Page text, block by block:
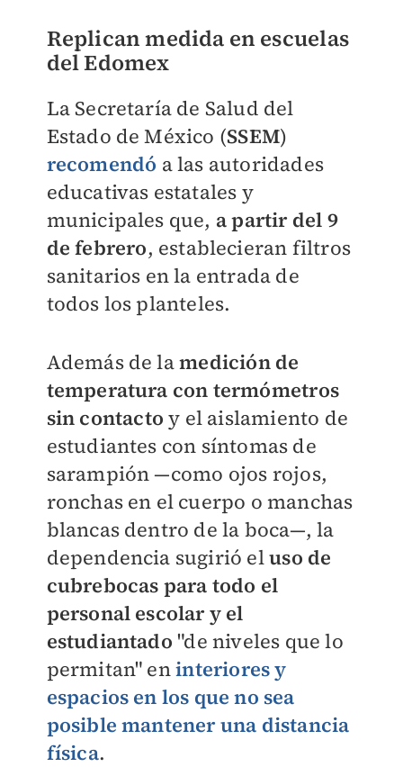
Replican medida en escuelas
del Edomex
La Secretaría de Salud del
Estado de México (SSEM)
recomendó a las autoridades
educativas estatales y
municipales que, a partir del 9
de febrero, establecieran filtros
sanitarios en la entrada de
todos los planteles.
Además de lamedición de
temperatura con termómetros
sin contacto y el aislamiento de
estudiantes con síntomas de
sarampión —como ojos rojos,
ronchas en el cuerpo o manchas
blancas dentro de la boca—, la
dependencia sugirió eluso de
cubrebocas para todo el
personal escolar y el
estudiantado "de niveles que lo
permitan" eninteriores y
espacios en los que no sea
posible mantener una distancia
física.